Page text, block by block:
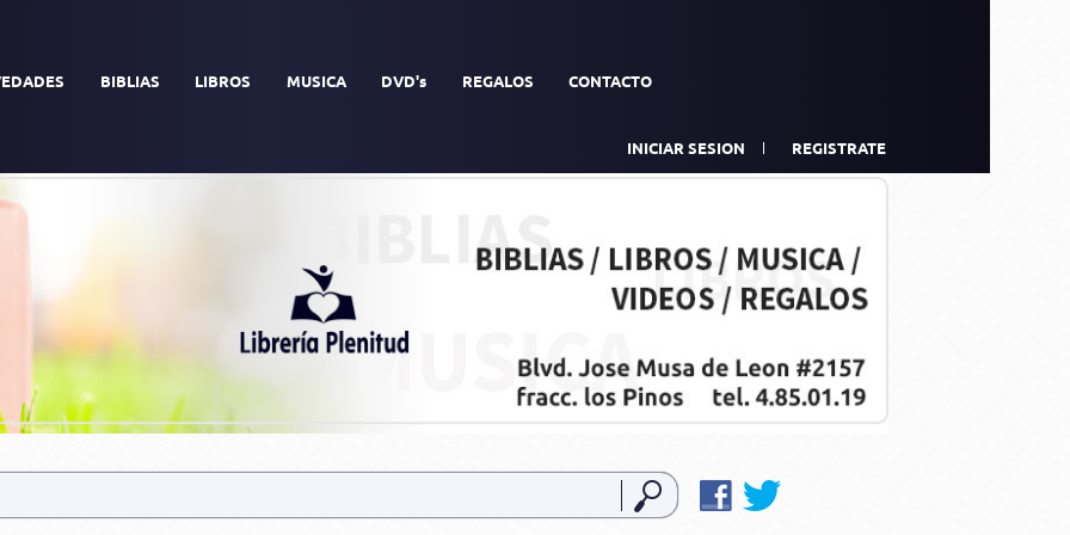
BIBLIAS LIBROS MUSICA DVD's REGALOS CONTACTO
INICIAR SESION REGISTRATE